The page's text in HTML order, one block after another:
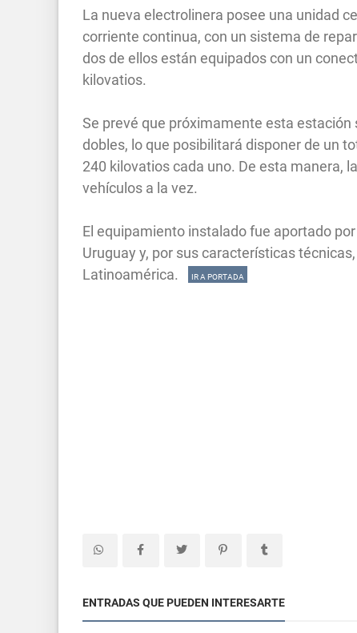
La nueva electrolinera posee una unidad
corriente continua, con un sistema de
dos de ellos están equipados con un
kilovatios.
Se prevé que próximamente esta
dobles, lo que posibilitará disponer de un
240 kilovatios cada uno. De esta manera,
vehículos a la vez.
El equipamiento instalado fue aportado
Uruguay y, por sus características
Latinoamérica.
IR A PORTADA
ENTRADAS QUE PUEDEN INTERESARTE